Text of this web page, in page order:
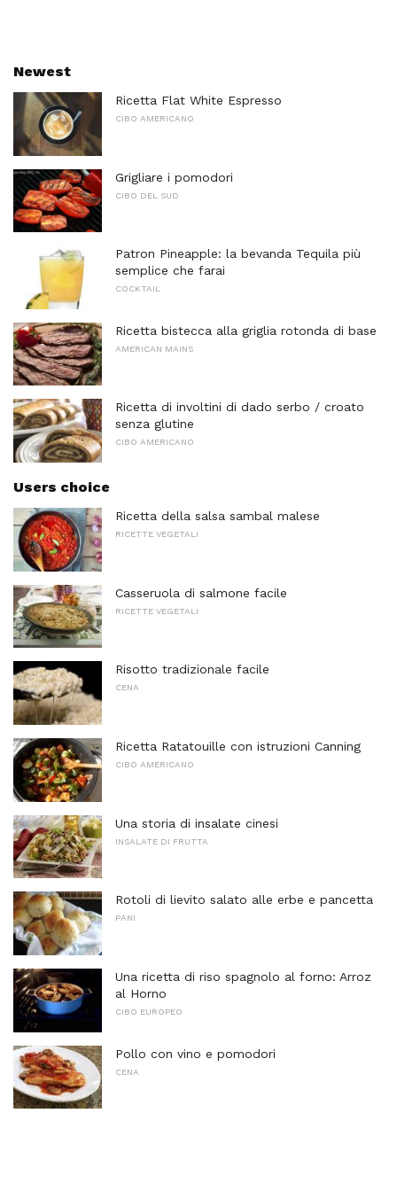
Newest
Ricetta Flat White Espresso
CIBO AMERICANO
Grigliare i pomodori
CIBO DEL SUD
Patron Pineapple: la bevanda Tequila più
semplice che farai
COCKTAIL
Ricetta bistecca alla griglia rotonda di base
AMERICAN MAINS
Ricetta di involtini di dado serbo / croato
senza glutine
CIBO AMERICANO
Users choice
Ricetta della salsa sambal malese
RICETTE VEGETALI
Casseruola di salmone facile
RICETTE VEGETALI
Risotto tradizionale facile
CENA
Ricetta Ratatouille con istruzioni Canning
CIBO AMERICANO
Una storia di insalate cinesi
INSALATE DI FRUTTA
Rotoli di lievito salato alle erbe e pancetta
PANI
Una ricetta di riso spagnolo al forno: Arroz
al Horno
CIBO EUROPEO
Pollo con vino e pomodori
CENA